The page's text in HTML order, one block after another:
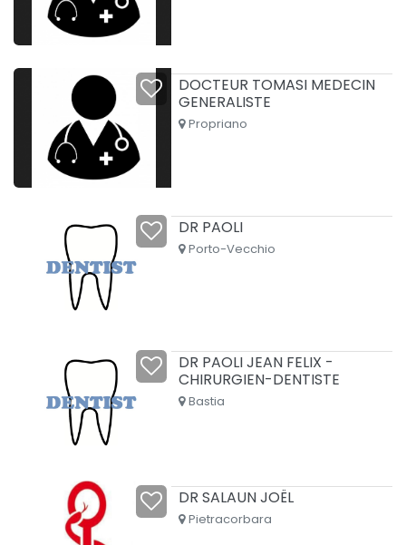
DOCTEUR TOMASI MEDECIN
GENERALISTE
Propriano
DR PAOLI
Porto-Vecchio
DR PAOLI JEAN FELIX -
CHIRURGIEN-DENTISTE
Bastia
DR SALAUN JOËL
Pietracorbara